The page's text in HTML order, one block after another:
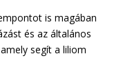
is magában
és az általános
segít a liliom